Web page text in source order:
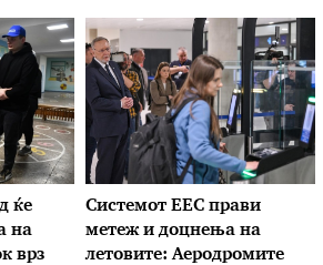
ќе
на
врз
Системот ЕЕС прави
метеж и доцнења на
летовите: Аеродромите